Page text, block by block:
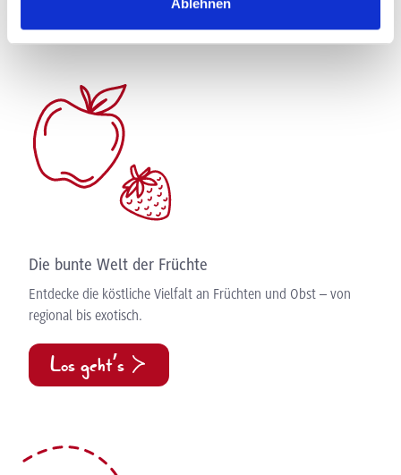
Die bunte Welt der Früchte
Entdecke die köstliche Vielfalt an Früchten und Obst – von
regional bis exotisch.
Los geht’s